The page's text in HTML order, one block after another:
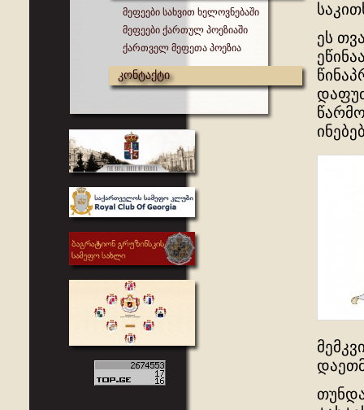
მეფეები სახვით ხელოვნებაში
მეფეები ქართულ პოეზიაში
ქართველ მეფეთა პოეზია
კონტაქტი
ეს